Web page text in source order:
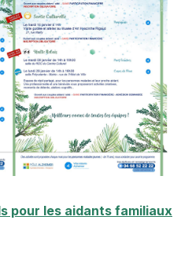
pour les aidants familiaux